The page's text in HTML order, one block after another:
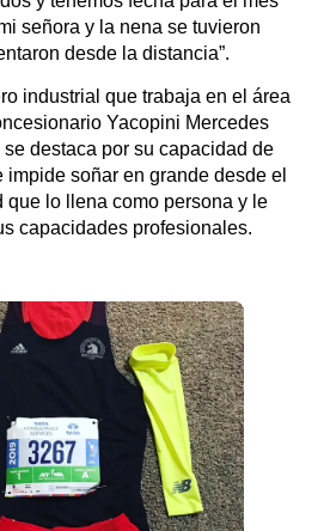
señora y la nena se tuvieron
desde la distancia”.
industrial que trabaja en el área
Yacopini Mercedes
destaca por su capacidad de
soñar en grande desde el
que lo llena como persona y le
capacidades profesionales.